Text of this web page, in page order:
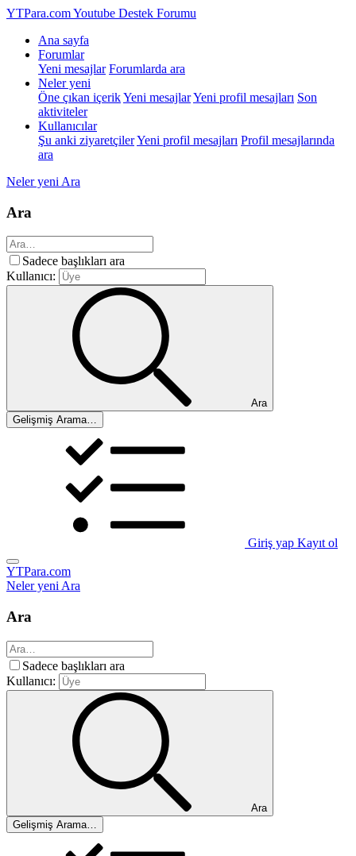
YTPara.comYoutube Destek Forumu
Ana sayfa
Forumlar
Yeni mesajlar Forumlarda ara
Neler yeni
Öne çıkan içerikYeni mesajlarYeni profil mesajları Son
aktiviteler
Kullanıcılar
Şu anki ziyaretçilerYeni profil mesajları Profil mesajlarında
ara
Neler yeni Ara
Ara
Sadece başlıkları ara
Kullanıcı:
Ara
Gelişmiş Arama…
Giriş yap Kayıt ol
YTPara.com
Neler yeniAra
Ara
Sadece başlıkları ara
Kullanıcı:
Ara
Gelişmiş Arama…